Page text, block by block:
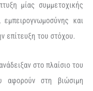
μίας συμμετοχικής
και
επίτευξη του στόχου.
στο πλαίσιο του
αφορούν στη βιώσιμη